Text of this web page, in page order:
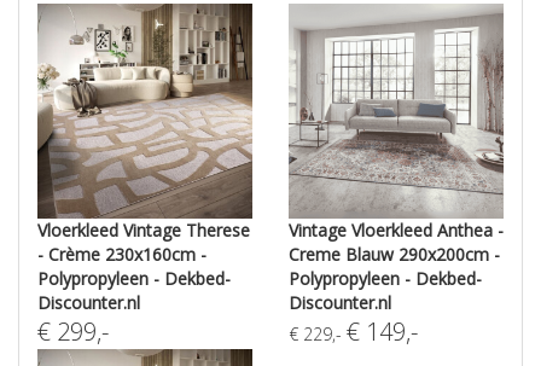
Vloerkleed Vintage Therese
- Crème 230x160cm -
Polypropyleen - Dekbed-
Discounter.nl
€ 299,-
Vintage Vloerkleed Anthea -
Creme Blauw 290x200cm -
Polypropyleen - Dekbed-
Discounter.nl
€ 229,- € 149,-